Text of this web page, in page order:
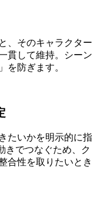
、そのキャラクター
貫して維持。シーン
を防ぎます。
たいかを明示的に指
きでつなぐため、ク
合性を取りたいとき